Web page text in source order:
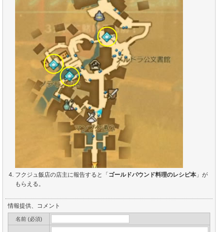
フクジュ飯店の店主に報告すると「 ゴールドパウンド料理のレシピ本 」が
もらえる。
情報提供、コメント
名前 (必須)